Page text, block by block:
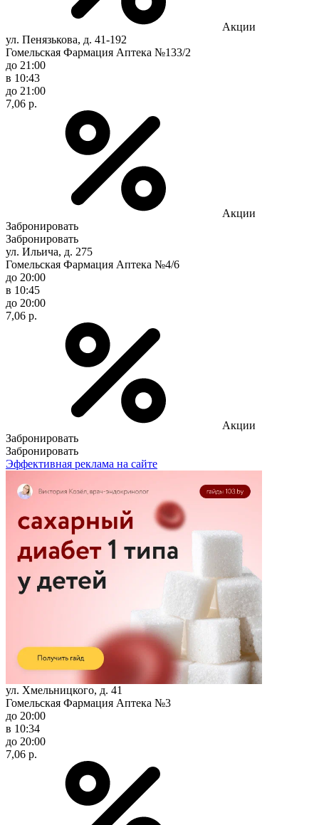
Акции
ул. Пенязькова, д. 41-192
Гомельская Фармация Аптека №133/2
до 21:00
в 10:43
до 21:00
7,06 р.
Акции
Забронировать
Забронировать
ул. Ильича, д. 275
Гомельская Фармация Аптека №4/6
до 20:00
в 10:45
до 20:00
7,06 р.
Акции
Забронировать
Забронировать
Эффективная реклама на сайте
ул. Хмельницкого, д. 41
Гомельская Фармация Аптека №3
до 20:00
в 10:34
до 20:00
7,06 р.